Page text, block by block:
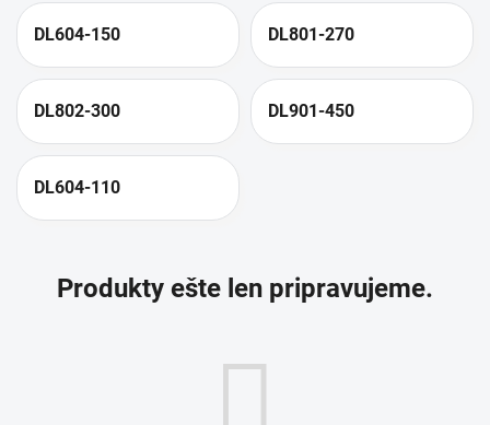
DL604-150 DL801-270
DL802-300 DL901-450
DL604-110
Produkty ešte len pripravujeme.